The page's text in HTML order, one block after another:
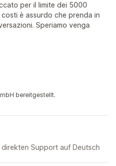
per il limite dei 5000
è assurdo che prenda in
Speriamo venga
bereitgestellt.
Support auf Deutsch